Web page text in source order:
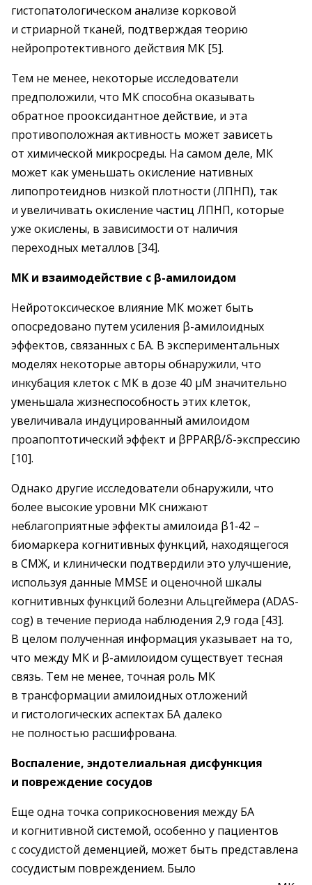
гистопатологическом анализе корковой
и стриарной тканей, подтверждая теорию
нейропротективного действия МК [5].
Тем не менее, некоторые исследователи
предположили, что МК способна оказывать
обратное прооксидантное действие, и эта
противоположная активность может зависеть
от химической микросреды. На самом деле, МК
может как уменьшать окисление нативных
липопротеиднов низкой плотности (ЛПНП), так
и увеличивать окисление частиц ЛПНП, которые
уже окислены, в зависимости от наличия
переходных металлов [34].
МК и взаимодействие с β-амилоидом
Нейротоксическое влияние МК может быть
опосредовано путем усиления β-амилоидных
эффектов, связанных с БА. В экспериментальных
моделях некоторые авторы обнаружили, что
инкубация клеток с МК в дозе 40 µМ значительно
уменьшала жизнеспособность этих клеток,
увеличивала индуцированный амилоидом
проапоптотический эффект и βPPARβ/δ-экспрессию
[10].
Однако другие исследователи обнаружили, что
более высокие уровни МК снижают
неблагоприятные эффекты амилоида β1‑42 – ​
биомаркера когнитивных функций, находящегося
в СМЖ, и клинически подтвердили это улучшение,
используя данные MMSE и оценочной шкалы
когнитивных функций болезни Альцгеймера (ADAS-
cog) в течение периода наблюдения 2,9 года [43].
В целом полученная информация указывает на то,
что между МК и β-амилоидом существует тесная
связь. Тем не менее, точная роль МК
в трансформации амилоидных отложений
и гистологических аспектах БА далеко
не полностью расшифрована.
Воспаление, эндотелиальная дисфункция
и повреждение сосудов
Еще одна точка соприкосновения между БА
и когнитивной системой, особенно у пациентов
с сосудистой деменцией, может быть представлена
сосудистым повреждением. Было